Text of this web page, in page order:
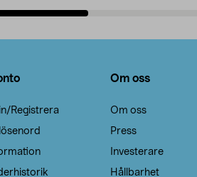
Registrera
Om oss
Om oss
Press
Investerare
Hållbarhet